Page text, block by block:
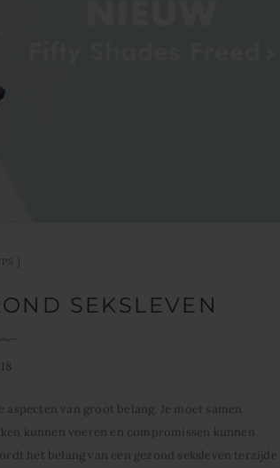
SEKSLEVEN
van groot belang. Je moet samen
kunnen voeren en compromissen kunnen
het belang van een gezond seksleven terzijde